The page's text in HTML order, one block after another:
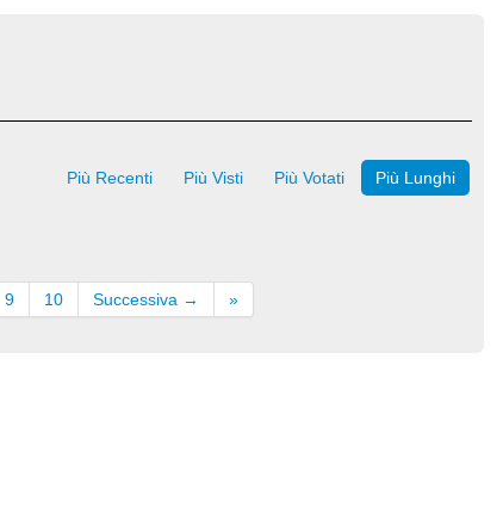
Più Recenti Più Visti Più Votati Più Lunghi
9 10 Successiva → »